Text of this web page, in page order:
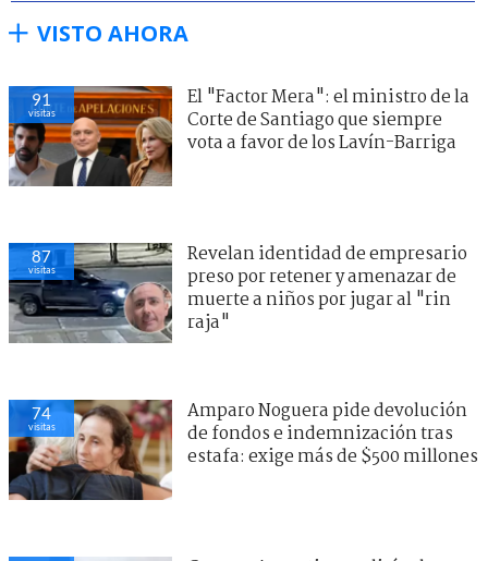
VISTO AHORA
91
visitas
El "Factor Mera": el ministro de la
Corte de Santiago que siempre
vota a favor de los Lavín-Barriga
87
visitas
Revelan identidad de empresario
preso por retener y amenazar de
muerte a niños por jugar al "rin
raja"
74
visitas
Amparo Noguera pide devolución
de fondos e indemnización tras
estafa: exige más de $500 millones